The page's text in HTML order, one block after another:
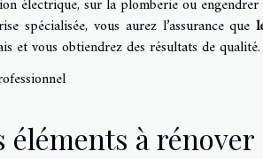
électrique, sur la plomberie ou
spécialisée, vous aurez l’assurance que
et vous obtiendrez des résultats de qualité.
éléments à